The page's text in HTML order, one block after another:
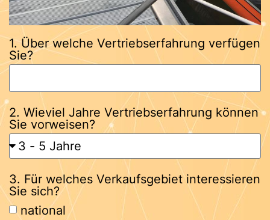
1. Über welche Vertriebserfahrung verfügen
Sie?
2. Wieviel Jahre Vertriebserfahrung können
Sie vorweisen?
3. Für welches Verkaufsgebiet interessieren
Sie sich?
national